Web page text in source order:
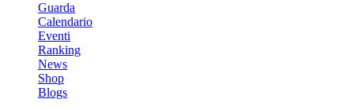
Guarda
Calendario
Eventi
Ranking
News
Shop
Blogs